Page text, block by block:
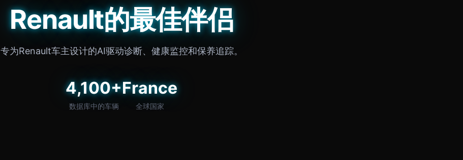
Renault的最佳伴侣
专为Renault车主设计的AI驱动诊断、健康监控和保养追踪。
4,100+
数据库中的车辆
France
全球国家